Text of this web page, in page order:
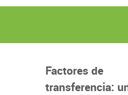
Factores de
transferencia: